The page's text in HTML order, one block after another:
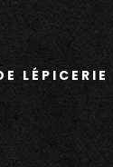
LÉPICERIE